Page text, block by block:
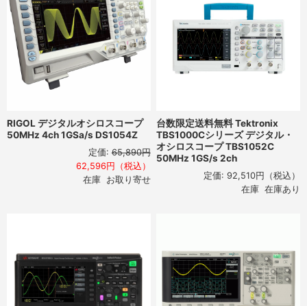
RIGOL デジタルオシロスコープ
50MHz 4ch 1GSa/s DS1054Z
定価: 65,890円
62,596円（税込）
在庫 お取り寄せ
台数限定送料無料 Tektronix
TBS1000Cシリーズ デジタル・
オシロスコープ TBS1052C
50MHz 1GS/s 2ch
定価: 92,510円
（税込）
在庫 在庫あり